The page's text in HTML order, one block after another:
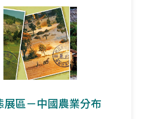
展區－中國農業分布